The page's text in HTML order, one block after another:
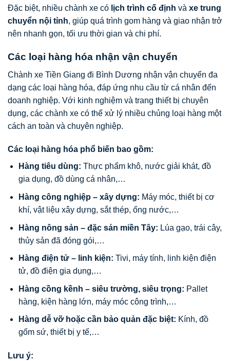
Đặc biệt, nhiều chành xe có lịch trình cố định và xe trung
chuyển nội tỉnh, giúp quá trình gom hàng và giao nhận trở
nên nhanh gọn, tối ưu thời gian và chi phí.
Các loại hàng hóa nhận vận chuyển
Chành xe Tiền Giang đi Bình Dương nhận vận chuyển đa
dạng các loại hàng hóa, đáp ứng nhu cầu từ cá nhân đến
doanh nghiệp. Với kinh nghiệm và trang thiết bị chuyên
dụng, các chành xe có thể xử lý nhiều chủng loại hàng một
cách an toàn và chuyên nghiệp.
Các loại hàng hóa phổ biến bao gồm:
Hàng tiêu dùng: Thực phẩm khô, nước giải khát, đồ
gia dụng, đồ dùng cá nhân,…
Hàng công nghiệp – xây dựng: Máy móc, thiết bị cơ
khí, vật liệu xây dựng, sắt thép, ống nước,…
Hàng nông sản – đặc sản miền Tây: Lúa gạo, trái cây,
thủy sản đã đóng gói,…
Hàng điện tử – linh kiện: Tivi, máy tính, linh kiện điện
tử, đồ điện gia dụng,…
Hàng cồng kềnh – siêu trường, siêu trọng: Pallet
hàng, kiện hàng lớn, máy móc công trình,…
Hàng dễ vỡ hoặc cần bảo quản đặc biệt: Kính, đồ
gốm sứ, thiết bị y tế,…
Lưu ý: